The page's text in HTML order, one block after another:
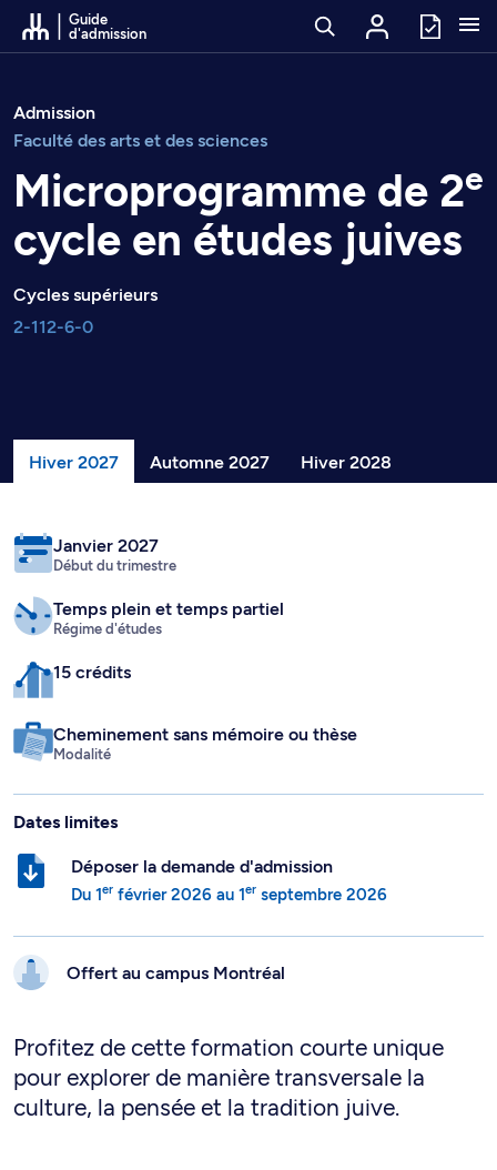
Passer au contenu
Guide
d'admission
Admission
Faculté des arts et des sciences
Microprogramme de 2e
cycle en études juives
Cycles supérieurs
2-112-6-0
Hiver 2027 Automne 2027 Hiver 2028
Janvier 2027
Début du trimestre
Temps plein et temps partiel
Régime d'études
15 crédits
Cheminement sans mémoire ou thèse
Modalité
Dates limites
Déposer la demande d'admission
Du 1er février 2026 au 1er septembre 2026
Offert au campus Montréal
Profitez de cette formation courte unique
pour explorer de manière transversale la
culture, la pensée et la tradition juive.